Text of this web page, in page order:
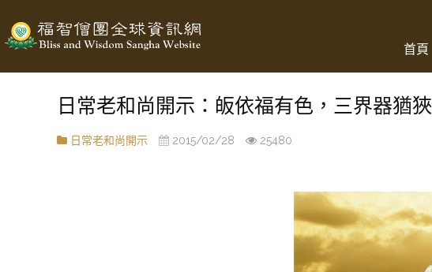
首頁
日常老和尚開示：皈依福有色，三界器猶狹
日常老和尚開示 2015/02/28 25480